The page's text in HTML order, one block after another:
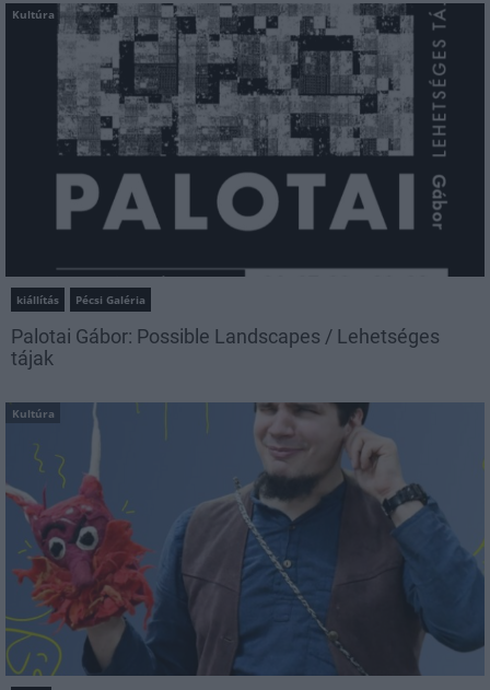
Kultúra
kiállítás Pécsi Galéria
Palotai Gábor: Possible Landscapes / Lehetséges
tájak
Kultúra